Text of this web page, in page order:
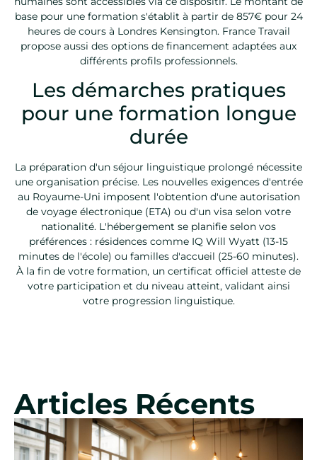
base pour une formation s'établit à partir de 857€ pour 24
heures de cours à Londres Kensington. France Travail
propose aussi des options de financement adaptées aux
différents profils professionnels.
Les démarches pratiques
pour une formation longue
durée
La préparation d'un séjour linguistique prolongé nécessite
une organisation précise. Les nouvelles exigences d'entrée
au Royaume-Uni imposent l'obtention d'une autorisation
de voyage électronique (ETA) ou d'un visa selon votre
nationalité. L'hébergement se planifie selon vos
préférences : résidences comme IQ Will Wyatt (13-15
minutes de l'école) ou familles d'accueil (25-60 minutes).
À la fin de votre formation, un certificat officiel atteste de
votre participation et du niveau atteint, validant ainsi
votre progression linguistique.
Articles Récents